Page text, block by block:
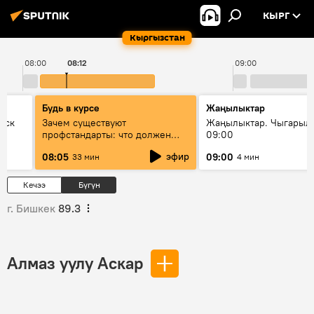
Кыргызстан
КЫРГ
08:00 09:00
08:12
Будь в курсе
Зачем существуют
профстандарты: что должен
знать каждый специалист о
своей профессии
08:05 33 мин эфир
Жаңылыктар
Жаңылыктар.
09:00
09:00 4 мин
Кечээ Бүгүн
г. Бишкек 89.3
Алмаз уулу Аскар